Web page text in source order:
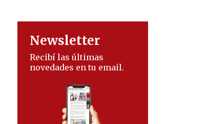
Newsletter
Recibí las últimas
novedades en tu email.